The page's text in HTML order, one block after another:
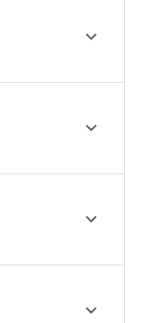



